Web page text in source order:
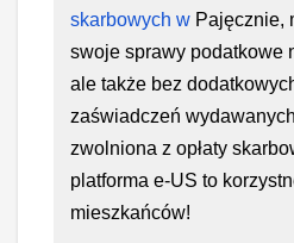
skarbowych w Pajęcznie,
swoje sprawy podatkowe
ale także bez
zaświadczeń
zwolniona z opłaty
platforma e-US to
mieszkańców!